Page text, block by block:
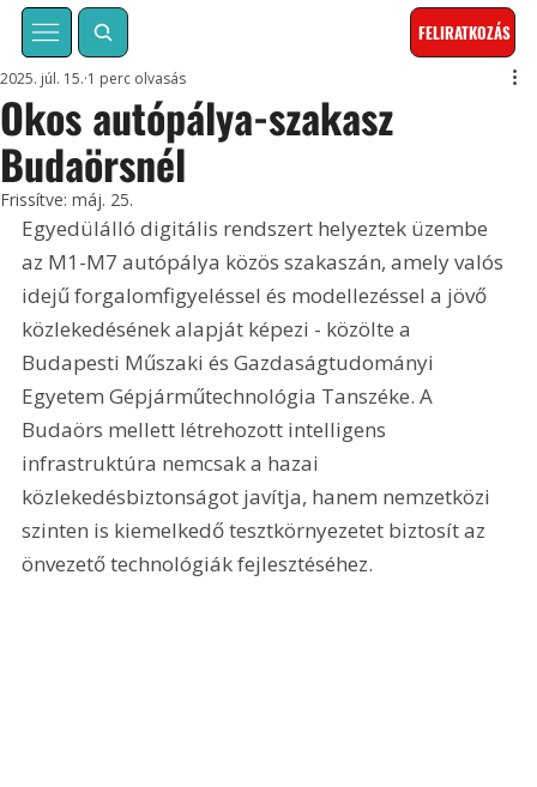
FELIRATKOZÁS
Okos autópálya-szakasz
Budaörsnél
2025. júl. 15. 1 perc olvasás
Frissítve:máj. 25.
Egyedülálló digitális rendszert helyeztek üzembe
az M1-M7 autópálya közös szakaszán, amely valós
idejű forgalomfigyeléssel és modellezéssel a jövő
közlekedésének alapját képezi - közölte a
Budapesti Műszaki és Gazdaságtudományi
Egyetem Gépjárműtechnológia Tanszéke. A
Budaörs mellett létrehozott intelligens
infrastruktúra nemcsak a hazai
közlekedésbiztonságot javítja, hanem nemzetközi
szinten is kiemelkedő tesztkörnyezetet biztosít az
önvezető technológiák fejlesztéséhez.